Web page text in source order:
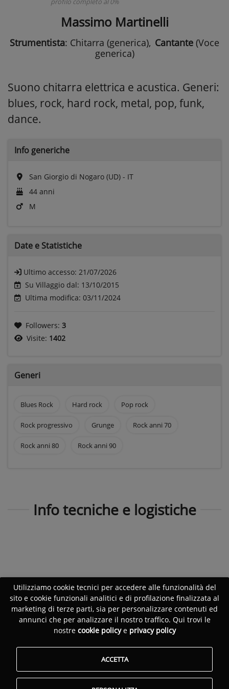
Massimo Martinelli
Strumentista: Chitarra (generica), Cantante (Voce
generica)
Suono chitarra elettrica e acustica. Generi:
blues, rock, hard rock, metal, pop, funk,
dance.
Info generiche
San Giorgio di Nogaro (UD) - IT
44 anni
M
Date e Statistiche
Ultimo accesso: 21/07/2026
Su Villaggio dal: 13/10/2015
Ultima modifica: 03/11/2024
Followers: 3
Visite: 1402
Generi
Blues Rock Hard rock Pop rock
Rock progressivo Grunge Rock anni 70
Rock anni 80 Rock anni 90
Info tecniche e logistiche
Utilizziamo cookie tecnici per accedere alle funzionalità del
sito e cookie funzionali analitici e di profilazione finalizzata al
marketing di terze parti, sia per personalizzare contenuti ed
annunci che per analizzare il nostro traffico. Qui trovi le
nostre cookie policye privacy policy
ACCETTA